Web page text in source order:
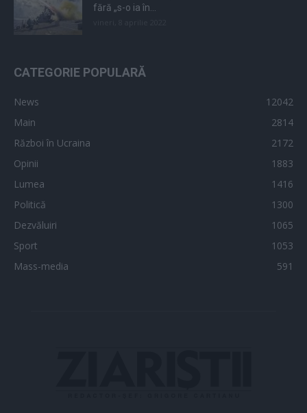
fără „s-o ia în...
CATEGORIE POPULARĂ
News
12042
Main
2814
Război în Ucraina
2172
Opinii
1883
Lumea
1416
Politică
1300
Dezvăluiri
1065
Sport
1053
Mass-media
591